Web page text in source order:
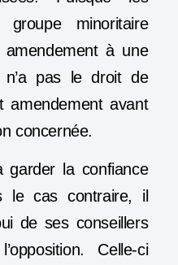
minoritaire
à une
n’a pas le droit de
amendement avant
concernée.
garder la confiance
le cas contraire, il
de ses conseillers
Celle-ci